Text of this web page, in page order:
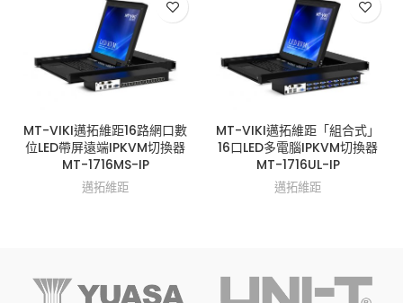
MT-VIKI邁拓維距16路網口數
位LED帶屏遠端IPKVM切換器
MT-1716MS-IP
邁拓維距
MT-VIKI邁拓維距「組合式」
16口LED多電腦IPKVM切換器
MT-1716UL-IP
邁拓維距